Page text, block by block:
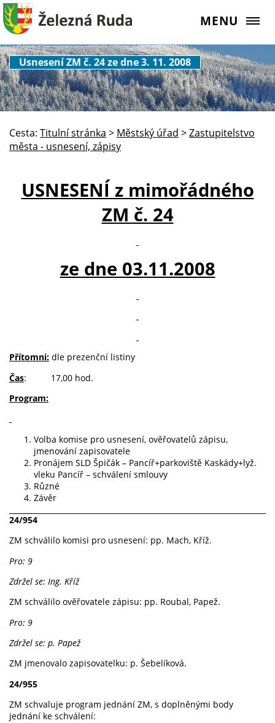
MENU
Usnesení ZM č. 24 ze dne 3. 11. 2008
Cesta: Titulní stránka > Městský úřad >Zastupitelstvo
města - usnesení, zápisy
USNESENÍ z mimořádného
ZM č. 24
ze dne 03.11.2008
Přítomni: dle prezenční listiny
Čas: 17,00 hod.
Program:
Volba komise pro usnesení, ověřovatelů zápisu,
jmenování zapisovatele
Pronájem SLD Špičák – Pancíř+parkoviště Kaskády+lyž.
vleku Pancíř – schválení smlouvy
Různé
Závěr
24/954
ZM schválilo komisi pro usnesení: pp. Mach, Kříž.
Pro: 9
Zdržel se: Ing. Kříž
ZM schválilo ověřovatele zápisu: pp. Roubal, Papež.
Pro: 9
Zdržel se: p. Papež
ZM jmenovalo zapisovatelku: p. Šebelíková.
24/955
ZM schvaluje program jednání ZM, s doplněnými body
jednání ke schválení: